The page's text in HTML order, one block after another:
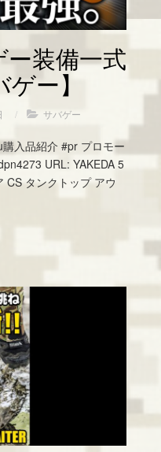
装備一式
ー】
/ サバゲー
入品紹介 #pr プロモー
URL: YAKEDA 5
CS タンクトップ アウ